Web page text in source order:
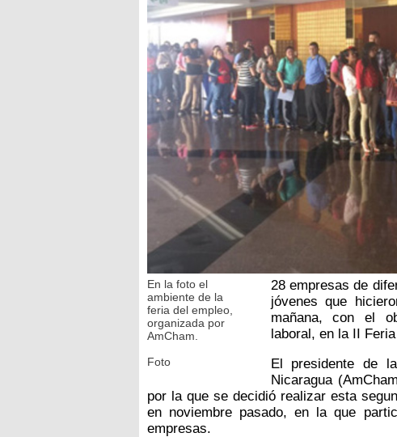
En la foto el
ambiente de la
feria del empleo,
organizada por
AmCham.
Foto
28 empresas de
jóvenes que
mañana, con el
laboral, en la II
El presidente de
Nicaragua
por la que se decidió realizar esta
en noviembre pasado, en la que
empresas.